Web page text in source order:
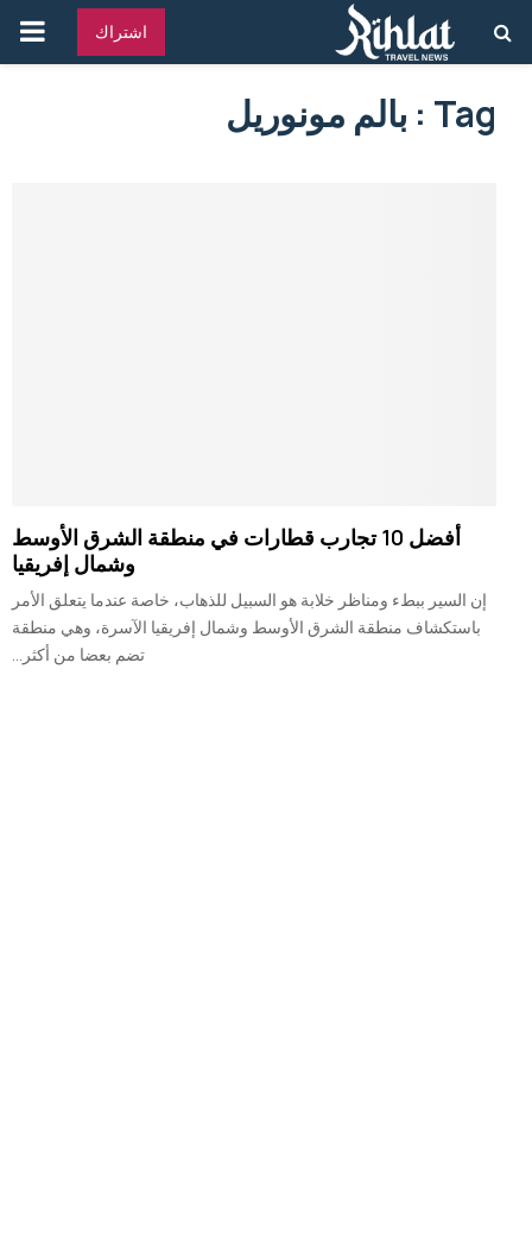
اشتراك
Tag : بالم مونوريل
أفضل 10 تجارب قطارات في منطقة الشرق الأوسط
وشمال إفريقيا
إن السير ببطء ومناظر خلابة هو السبيل للذهاب، خاصة عندما يتعلق الأمر
باستكشاف منطقة الشرق الأوسط وشمال إفريقيا الآسرة، وهي منطقة
تضم بعضا من أكثر...